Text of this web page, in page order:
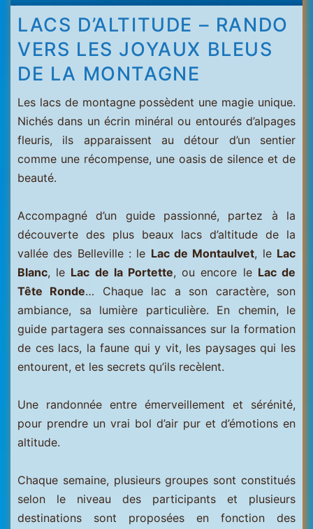
LACS D’ALTITUDE – RANDO
VERS LES JOYAUX BLEUS
DE LA MONTAGNE
Les lacs de montagne possèdent une magie unique.
Nichés dans un écrin minéral ou entourés d’alpages
fleuris, ils apparaissent au détour d’un sentier
comme une récompense, une oasis de silence et de
beauté.
Accompagné d’un guide passionné, partez à la
découverte des plus beaux lacs d’altitude de la
vallée des Belleville : le Lac de Montaulvet, le Lac
Blanc, le Lac de la Portette, ou encore le Lac de
Tête Ronde… Chaque lac a son caractère, son
ambiance, sa lumière particulière. En chemin, le
guide partagera ses connaissances sur la formation
de ces lacs, la faune qui y vit, les paysages qui les
entourent, et les secrets qu’ils recèlent.
Une randonnée entre émerveillement et sérénité,
pour prendre un vrai bol d’air pur et d’émotions en
altitude.
Chaque semaine, plusieurs groupes sont constitués
selon le niveau des participants et plusieurs
destinations sont proposées en fonction des